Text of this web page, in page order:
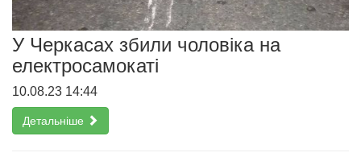
У Черкасах збили чоловіка на
електросамокаті
10.08.23 14:44
Детальніше